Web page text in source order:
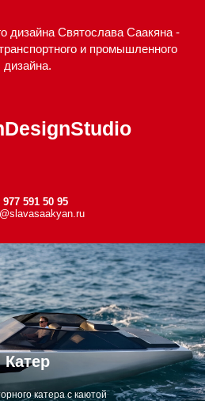
дизайна Святослава Саакяна -
и промышленного
дизайна.
977 591 50 95
Катер
катера с каютой